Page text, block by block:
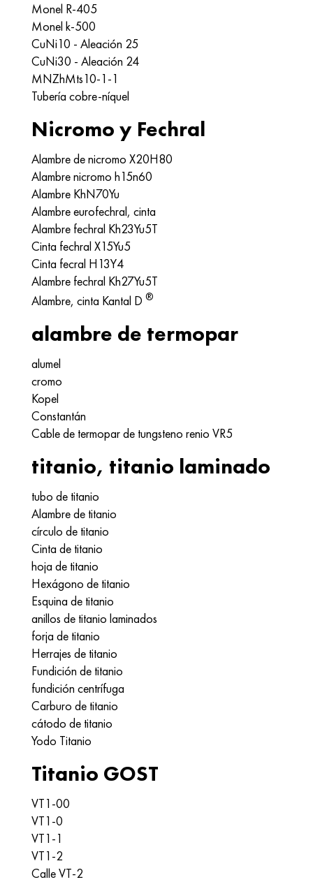
Monel R-405
Monel k-500
CuNi10 - Aleación 25
CuNi30 - Aleación 24
MNZhMts10-1-1
Tubería cobre-níquel
Nicromo y Fechral
Alambre de nicromo Х20Н80
Alambre nicromo h15n60
Alambre KhN70Yu
Alambre eurofechral, cinta
Alambre fechral Kh23Yu5T
Cinta fechral X15Yu5
Cinta fecral H13Y4
Alambre fechral Kh27Yu5T
Alambre, cinta Kantal D ®
alambre de termopar
alumel
cromo
Kopel
Constantán
Cable de termopar de tungsteno renio VR5
titanio, titanio laminado
tubo de titanio
Alambre de titanio
círculo de titanio
Cinta de titanio
hoja de titanio
Hexágono de titanio
Esquina de titanio
anillos de titanio laminados
forja de titanio
Herrajes de titanio
Fundición de titanio
fundición centrífuga
Carburo de titanio
cátodo de titanio
Yodo Titanio
Titanio GOST
VT1-00
VT1-0
VT1-1
VT1-2
Calle VT-2